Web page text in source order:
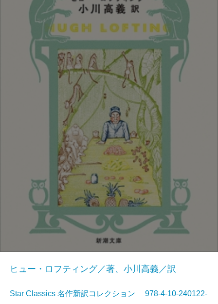
ヒュー・ロフティング／著、小川高義／訳
Star Classics 名作新訳コレクション 978-4-10-240122-